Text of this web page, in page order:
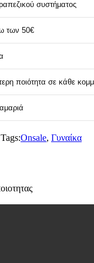
συστήματος
των 50€
ποιότητα σε κάθε
Tags:Onsale, Γυναίκα